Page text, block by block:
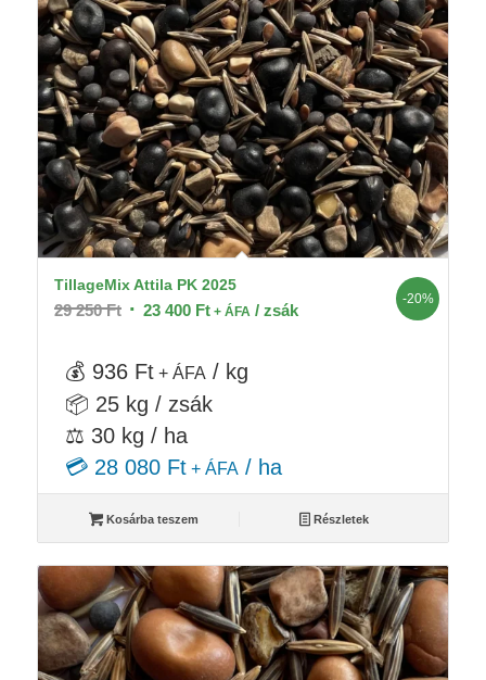
TillageMix Attila PK 2025
29 250Ft Original
29
250 Ft.
23 400 FtCurrent
23
400 Ft.
+ ÁFA / zsák
-20%
💰 936 Ft+ ÁFA / kg
📦 25 kg / zsák
⚖️ 30 kg / ha
💳 28 080 Ft+ ÁFA/ ha
Kosárba teszem Részletek